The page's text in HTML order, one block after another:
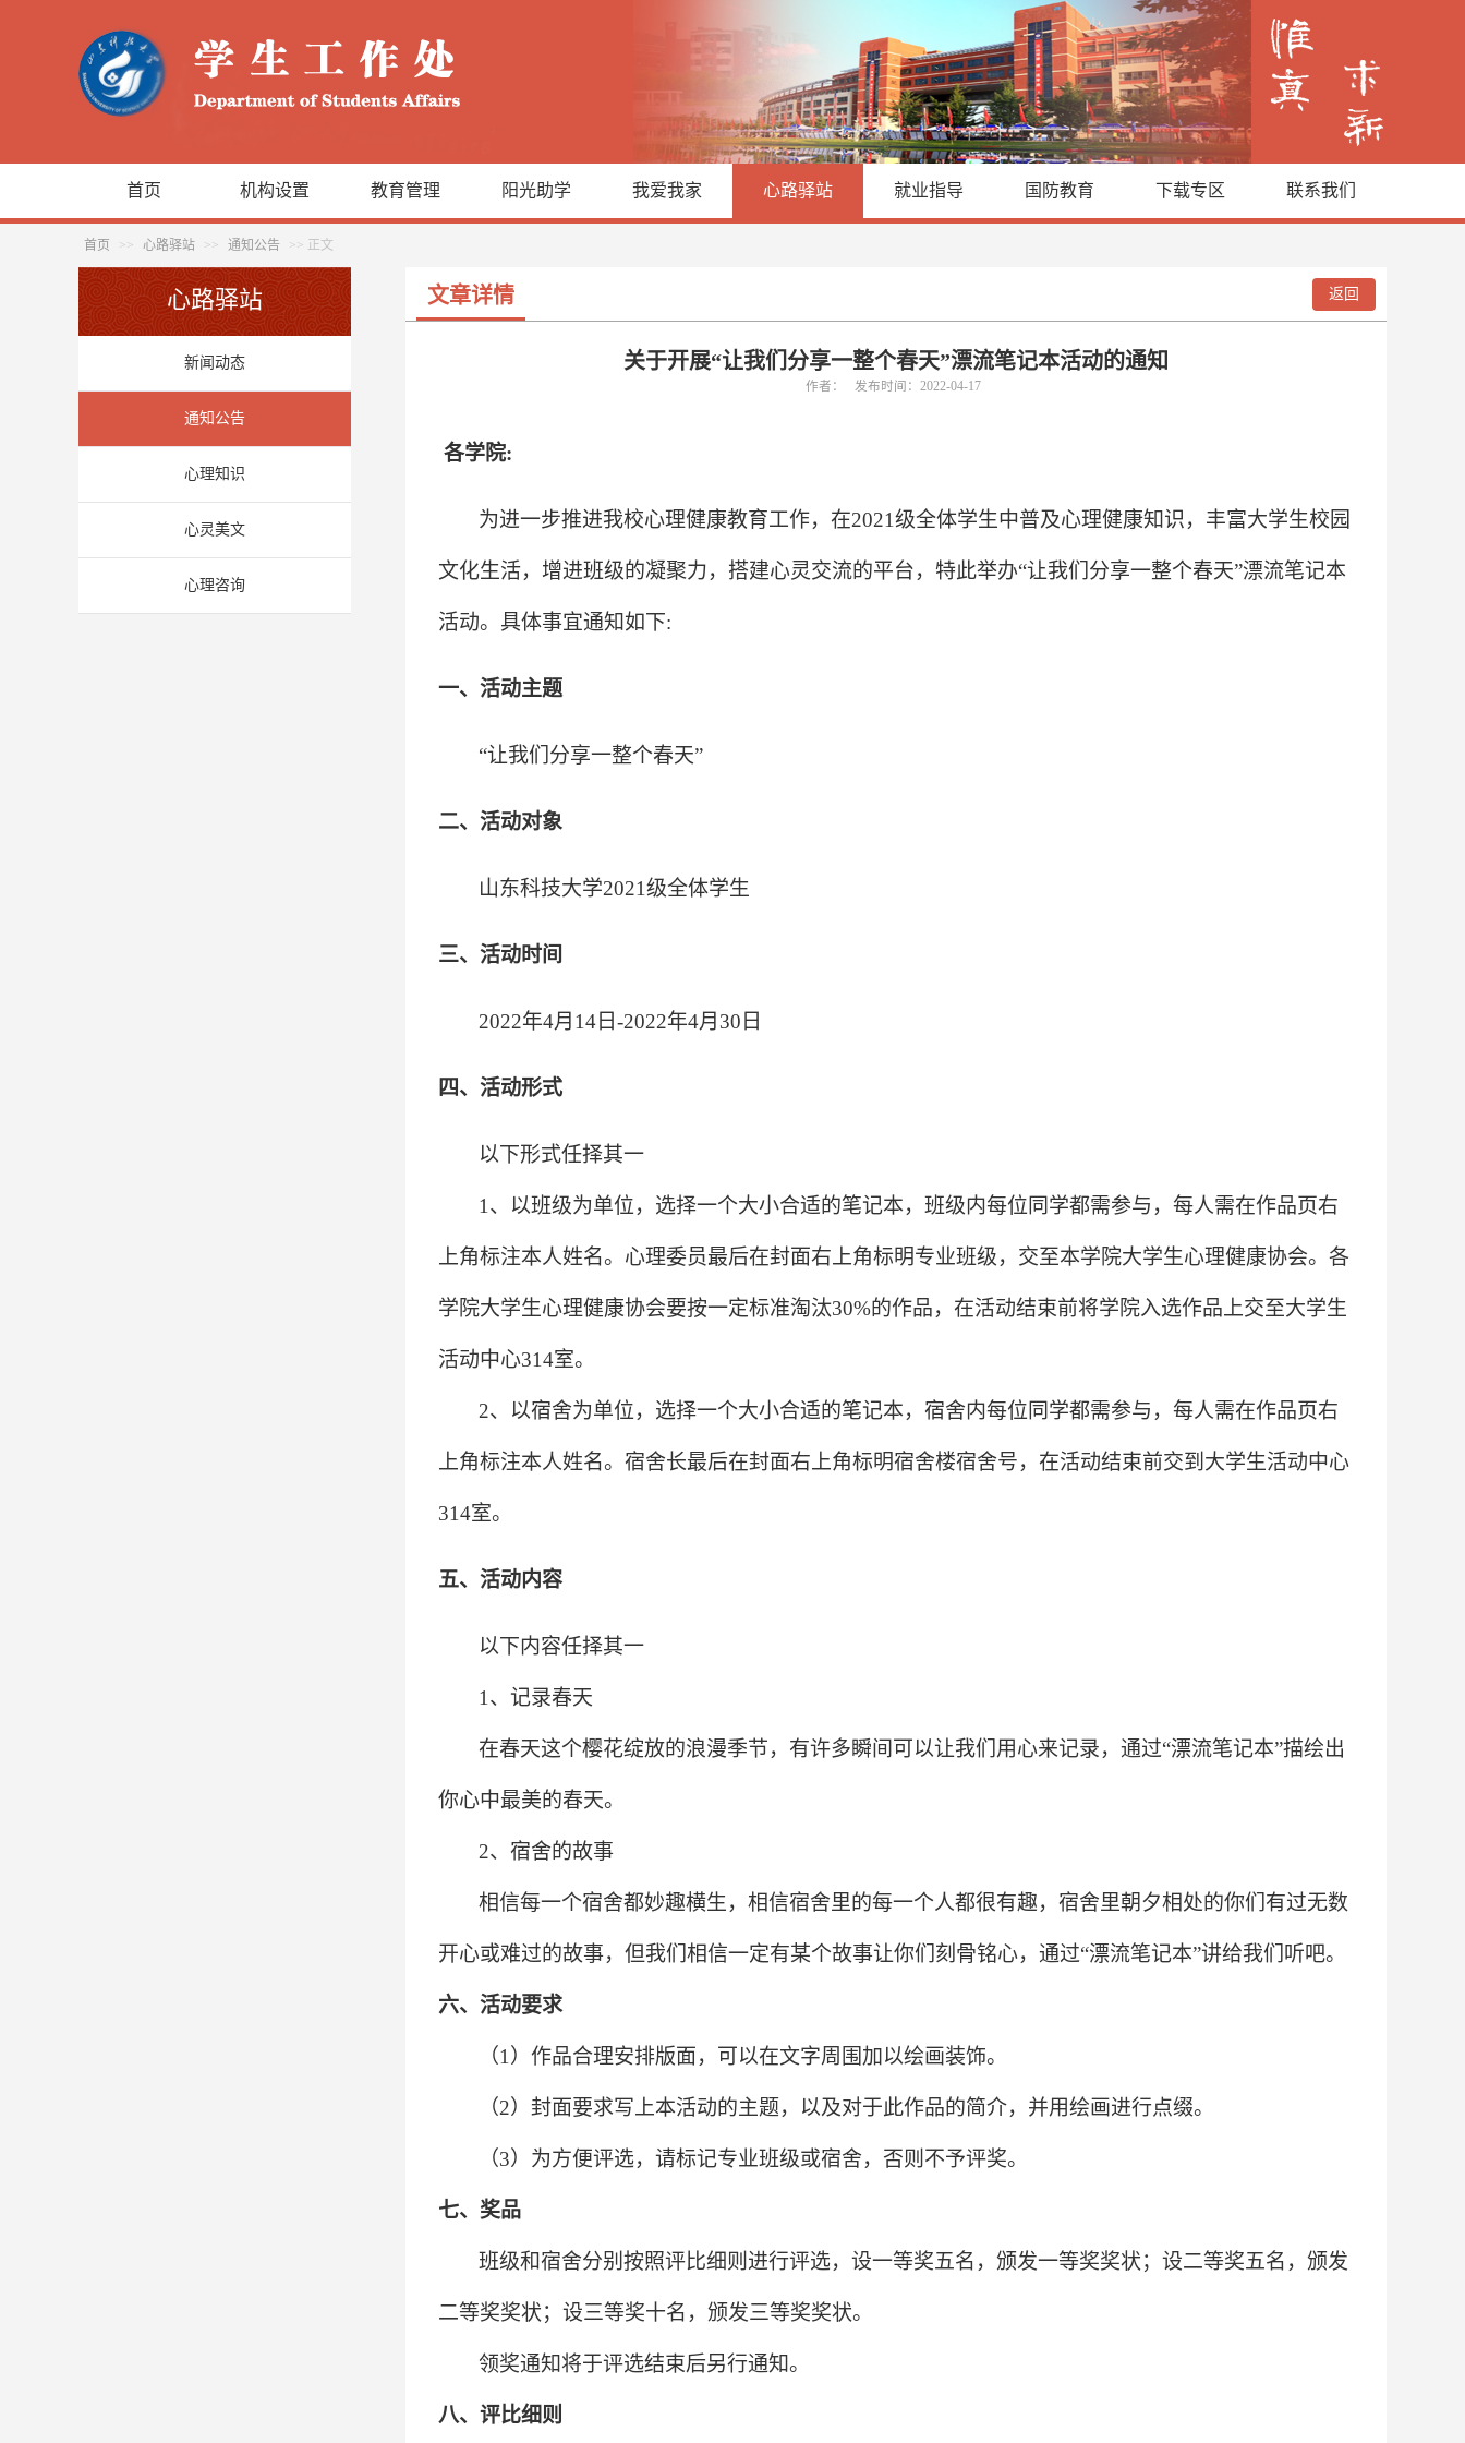
首页 机构设置 教育管理 阳光助学 我爱我家 心路驿站 就业指导 国防教育 下载专区 联系我们
首页 >> 心路驿站 >> 通知公告 >> 正文
心路驿站
新闻动态
通知公告
心理知识
心灵美文
心理咨询
文章详情 返回
关于开展“让我们分享一整个春天”漂流笔记本活动的通知
作者： 发布时间：2022-04-17
各学院:
为进一步推进我校心理健康教育工作，在2021级全体学生中普及心理健康知识，丰富大学生校园
文化生活，增进班级的凝聚力，搭建心灵交流的平台，特此举办“让我们分享一整个春天”漂流笔记本
活动。具体事宜通知如下:
一、活动主题
“让我们分享一整个春天”
二、 活动对象
山东科技大学2021级全体学生
三、 活动时间
2022年4月 14日-2022年4月 30 日
四、活动形式
以下形式任择其一
1 、以班级为单位，选择一个大小合适的笔记本，班级内每位同学都需参与，每人需在作品页右
上角标注本人姓名。心理委员最后在封面右上角标明专业班级，交至本学院大学生心理健康协会。各
学院大学生心理健康协会要按一定标准淘汰30%的作品，在活动结束前将学院入选作品上交至大学生
活动中心314室。
2、以宿舍为单位，选择一个大小合适的笔记本，宿舍内每位同学都需参与，每人需在作品页右
上角标注本人姓名。宿舍长最后在封面右上角标明宿舍楼宿舍号，在活动结束前交到大学生活动中心
314室。
五、活动内容
以下内容任择其一
1 、记录春天
在春天这个樱花绽放的浪漫季节，有许多瞬间可以让我们用心来记录，通过“漂流笔记本”描绘出
你心中最美的春天。
2、宿舍的故事
相信每一个宿舍都妙趣横生，相信宿舍里的每一个人都很有趣，宿舍里朝夕相处的你们有过无数
开心或难过的故事，但我们相信一定有某个故事让你们刻骨铭心，通过“漂流笔记本”讲给我们听吧。
六、活动要求
（1 ）作品合理安排版面，可以在文字周围加以绘画装饰。
（2）封面要求写上本活动的主题，以及对于此作品的简介，并用绘画进行点缀。
（3）为方便评选，请标记专业班级或宿舍，否则不予评奖。
七、奖品
班级和宿舍分别按照评比细则进行评选，设一等奖五名，颁发一等奖奖状；设二等奖五名，颁发
二等奖奖状；设三等奖十名，颁发三等奖奖状。
领奖通知将于评选结束后另行通知。
八、评比细则